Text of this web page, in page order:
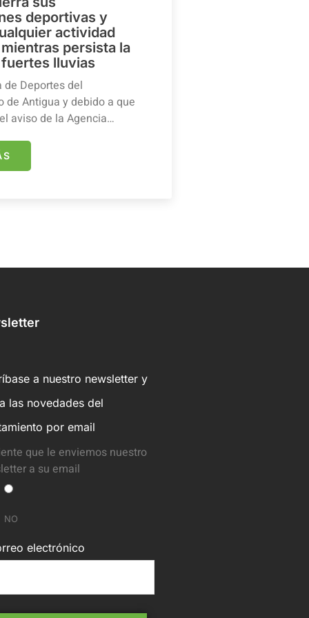
deportivas y
actividad
persista la
lluvias
de Deportes del
de Antigua y debido a que
aviso de la Agencia…
a nuestro newsletter y
las novedades del
por email
que le enviemos nuestro
a su email
NO
electrónico